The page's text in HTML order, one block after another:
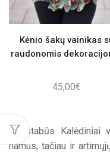
Kėnio šakų vainikas
raudonomis
45,00€
Nuostabūs
namus, tačiau ir